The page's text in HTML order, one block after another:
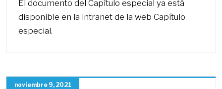
El documento del Capítulo especial ya está
disponible en la intranet de la web Capítulo
especial.
noviembre 9, 2021